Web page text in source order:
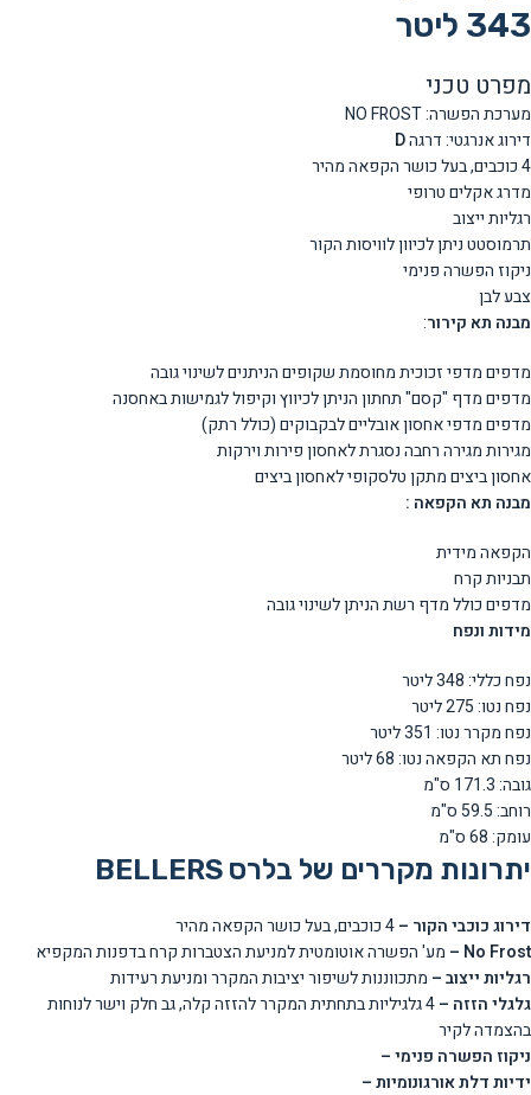
מפרט טכני
מערכת הפשרה: NO FROST
דירוג אנרגטי: דרגהD
4כוכבים, בעל כושר הקפאה מהיר
מדרג אקלים טרופי
רגליות ייצוב
תרמוסטט ניתן לכיוון לוויסות הקור
ניקוז הפשרה פנימי
צבע לבן
מבנה תא קירור:
מדפים מדפי זכוכית מחוסמת שקופים הניתנים לשינוי גובה
מדפים מדף "קסם" תחתון הניתן לכיווץ וקיפול לגמישות באחסנה
מדפים מדפי אחסון אובליים לבקבוקים (כולל רתק)
מגירות מגירה רחבה נסגרת לאחסון פירות וירקות
אחסון ביצים מתקן טלסקופי לאחסון ביצים
מבנה תא הקפאה :
הקפאה מידית
תבניות קרח
מדפים כולל מדף רשת הניתן לשינוי גובה
מידות ונפח
נפח כללי: 348 ליטר
נפח נטו: 275 ליטר
נפח מקרר נטו: 351 ליטר
נפח תא הקפאה נטו: 68 ליטר
גובה: 171.3 ס"מ
רוחב: 59.5 ס"מ
עומק: 68 ס"מ
יתרונות מקררים של בלרס BELLERS
דירוג כוכבי הקור –4כוכבים, בעל כושר הקפאה מהיר
No Frost –
מע' הפשרה אוטומטית למניעת הצטברות קרח בדפנות המקפיא
רגליות ייצוב – מתכווננות לשיפור יציבות המקרר ומניעת רעידות
גלגלי הזזה –4גלגיליות בתחתית המקרר להזזה קלה, גב חלק וישר לנוחות
בהצמדה לקיר
ניקוז הפשרה פנימי –
ידיות דלת אורגונומיות –